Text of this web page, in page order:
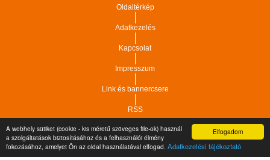
Elfogadom
A webhely sütiket (cookie - kis méretű szöveges file-ok) használ
a szolgáltatások biztosításához és a felhasználói élmény
fokozásához, amelyet Ön az oldal használatával elfogad. Adatkezelési tájékoztató
Oldaltérkép
Adatkezelés
Kapcsolat
Impresszum
Link és bannercsere
RSS
Copyright © 2021.Vár-Köz Kft. - Ingatlan nyilvántartó, ügyviteli és
adminisztrációs szoftver